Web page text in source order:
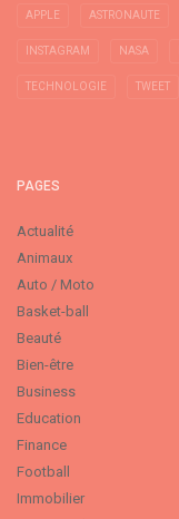
APPLE ASTRONAUTE
INSTAGRAM NASA
TECHNOLOGIE TWEET
PAGES
Actualité
Animaux
Auto / Moto
Basket-ball
Beauté
Bien-être
Business
Education
Finance
Football
Immobilier